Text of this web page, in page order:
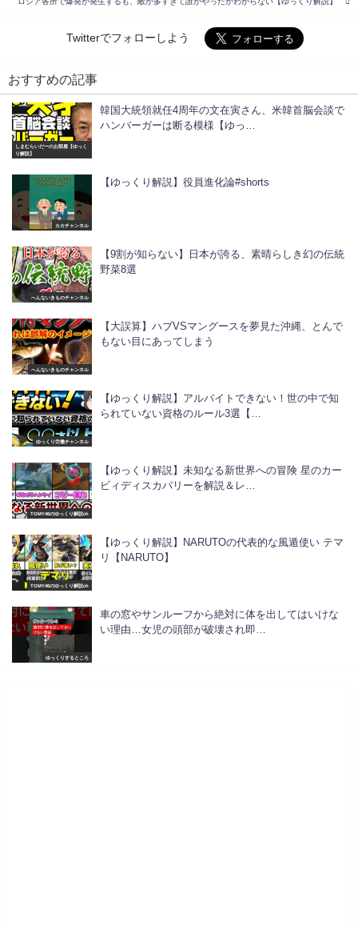
Twitterでフォローしよう
おすすめの記事
しまむらいだーのお部屋【ゆっく
り解説】
韓国大統領就任4周年の文在寅さん、米韓首脳会談で
ハンバーガーは断る模様【ゆっ…
カカチャンネル
【ゆっくり解説】役員進化論#shorts
へんないきものチャンネル
【9割が知らない】日本が誇る、素晴らしき幻の伝統
野菜8選
へんないきものチャンネル
【大誤算】ハブVSマングースを夢見た沖縄、とんで
もない目にあってしまう
ゆっくり労働チャンネル
【ゆっくり解説】アルバイトできない！世の中で知
られていない資格のルール3選【…
TOMY46のゆっくり解説ch
【ゆっくり解説】未知なる新世界への冒険 星のカー
ビィディスカバリーを解説＆レ…
TOMY46のゆっくり解説ch
【ゆっくり解説】NARUTOの代表的な風遁使い テマ
リ【NARUTO】
ゆっくりするところ
車の窓やサンルーフから絶対に体を出してはいけな
い理由…女児の頭部が破壊され即…